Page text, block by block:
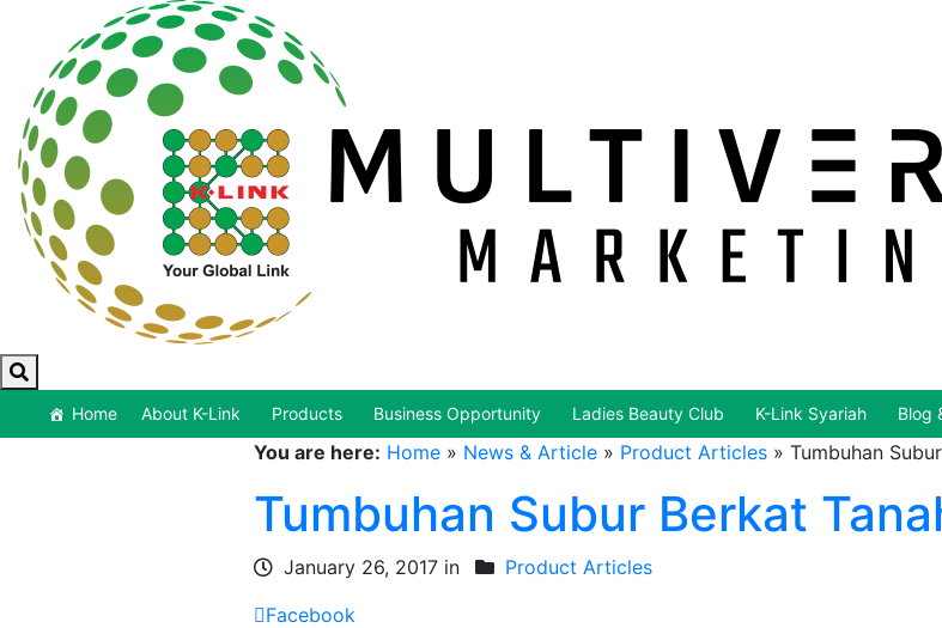
Home About K-Link Products Business Opportunity Ladies Beauty Club K-Link Syariah Blog
You are here: Home » News & Article » Product Articles » Tumbuhan
Tumbuhan Subur Berkat
January 26, 2017 in
Product Articles
Facebook